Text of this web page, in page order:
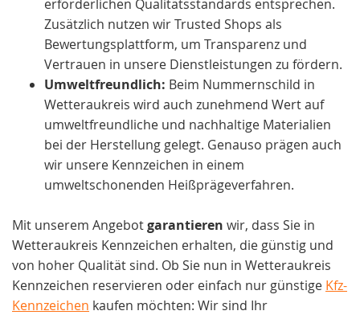
erforderlichen Qualitätsstandards entsprechen.
Zusätzlich nutzen wir Trusted Shops als
Bewertungsplattform, um Transparenz und
Vertrauen in unsere Dienstleistungen zu fördern.
Umweltfreundlich: Beim Nummernschild in
Wetteraukreis wird auch zunehmend Wert auf
umweltfreundliche und nachhaltige Materialien
bei der Herstellung gelegt. Genauso prägen auch
wir unsere Kennzeichen in einem
umweltschonenden Heißprägeverfahren.
Mit unserem Angebotgarantieren wir, dass Sie in
Wetteraukreis Kennzeichen erhalten, die günstig und
von hoher Qualität sind. Ob Sie nun in Wetteraukreis
Kennzeichen reservieren oder einfach nur günstige Kfz-
Kennzeichen kaufen möchten: Wir sind Ihr